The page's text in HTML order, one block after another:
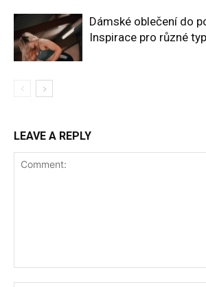
Dámské oblečení do
Inspirace pro různé
LEAVE A REPLY